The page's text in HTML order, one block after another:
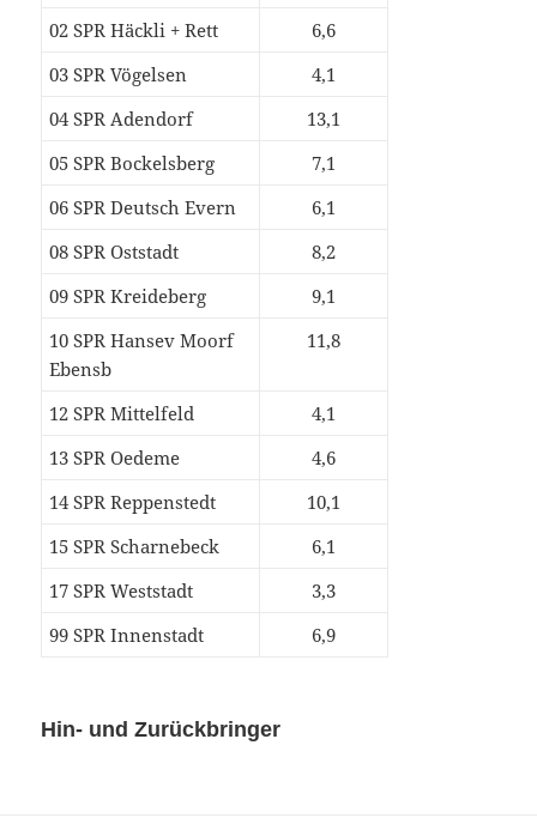
02 SPR Häckli + Rett
6,6
03 SPR Vögelsen
4,1
04 SPR Adendorf
13,1
05 SPR Bockelsberg
7,1
06 SPR Deutsch Evern
6,1
08 SPR Oststadt
8,2
09 SPR Kreideberg
9,1
10 SPR Hansev Moorf
Ebensb
11,8
12 SPR Mittelfeld
4,1
13 SPR Oedeme
4,6
14 SPR Reppenstedt
10,1
15 SPR Scharnebeck
6,1
17 SPR Weststadt
3,3
99 SPR Innenstadt
6,9
Hin- und Zurückbringer